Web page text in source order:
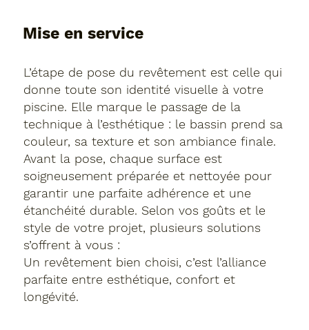
Mise en service
L’étape de pose du revêtement est celle qui
donne toute son identité visuelle à votre
piscine. Elle marque le passage de la
technique à l’esthétique : le bassin prend sa
couleur, sa texture et son ambiance finale.
Avant la pose, chaque surface est
soigneusement préparée et nettoyée pour
garantir une parfaite adhérence et une
étanchéité durable. Selon vos goûts et le
style de votre projet, plusieurs solutions
s’offrent à vous :
Un revêtement bien choisi, c’est l’alliance
parfaite entre esthétique, confort et
longévité.